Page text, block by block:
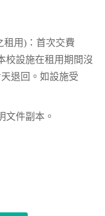
租用)：首次交費
校設施在租用期間沒
退回。如設施受
文件副本。